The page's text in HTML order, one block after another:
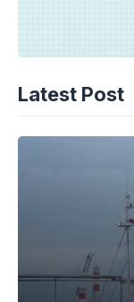
Latest Post